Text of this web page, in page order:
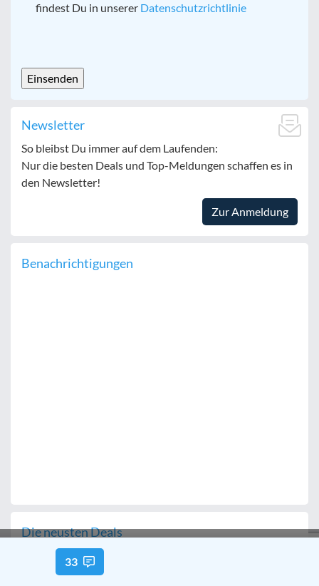
findest Du in unserer Datenschutzrichtlinie
Newsletter
So bleibst Du immer auf dem Laufenden:
Nur die besten Deals und Top-Meldungen schaffen es in
den Newsletter!
Zur Anmeldung
Benachrichtigungen
Die neusten Deals
100 Euro sparen zum Launch! Google-
Pixel-11-Handraiser-Aktion in der
33